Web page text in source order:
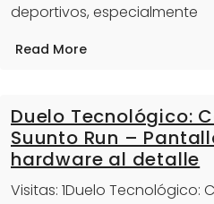
deportivos, especialmente
Read More
Duelo Tecnológico:
Suunto Run –
hardware al detalle
Visitas: 1Duelo Tecnológico: